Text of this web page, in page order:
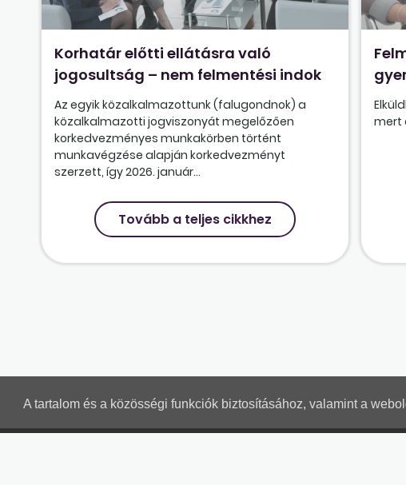
A tartalom és a közösségi funkciók biztosításához, valamint a
Korhatár előtti ellátásra való
jogosultság – nem felmentési indok
Az egyik közalkalmazottunk (falugondnok) a
közalkalmazotti jogviszonyát megelőzően
korkedvezményes munkakörben történt
munkavégzése alapján korkedvezményt
szerzett, így 2026. január...
Tovább a teljes cikkhez
mert